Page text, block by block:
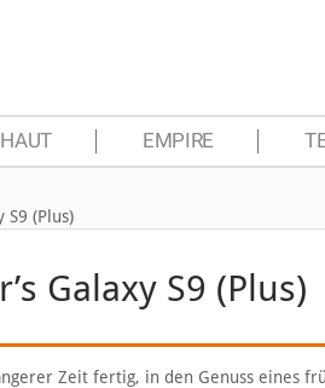
EMPIRE
S9 (Plus)
Galaxy S9 (Plus)
Zeit fertig, in den Genuss eines